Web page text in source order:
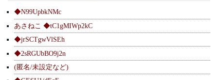
◆N99UpbkNMc
あさねこ ◆tC1gMIWp2kC
◆jrSCTgwVlSEh
◆2sRGUbBO9j2n
(匿名/未設定など)